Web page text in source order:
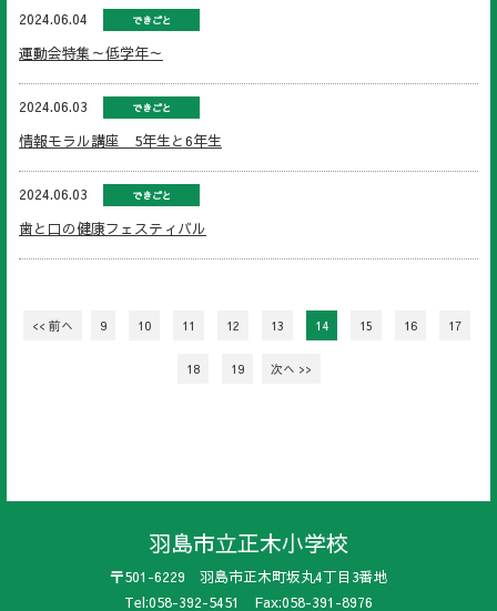
2024.06.04 できごと
運動会特集～低学年～
2024.06.03 できごと
情報モラル講座 5年生と6年生
2024.06.03 できごと
歯と口の健康フェスティバル
<< 前へ 9 10 11 12 13 14 15 16 17
18 19 次へ >>
羽島市立正木小学校
〒501-6229 羽島市正木町坂丸4丁目3番地
Tel:058-392-5451 Fax:058-391-8976